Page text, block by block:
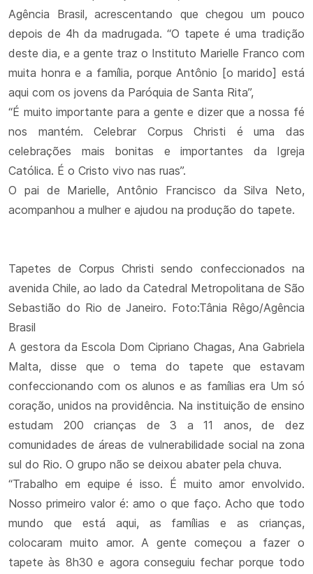
Agência Brasil, acrescentando que chegou um pouco
depois de 4h da madrugada. “O tapete é uma tradição
deste dia, e a gente traz o Instituto Marielle Franco com
muita honra e a família, porque Antônio [o marido] está
aqui com os jovens da Paróquia de Santa Rita”,
“É muito importante para a gente e dizer que a nossa fé
nos mantém. Celebrar Corpus Christi é uma das
celebrações mais bonitas e importantes da Igreja
Católica. É o Cristo vivo nas ruas”.
O pai de Marielle, Antônio Francisco da Silva Neto,
acompanhou a mulher e ajudou na produção do tapete.
Tapetes de Corpus Christi sendo confeccionados na
avenida Chile, ao lado da Catedral Metropolitana de São
Sebastião do Rio de Janeiro. Foto:Tânia Rêgo/Agência
Brasil
A gestora da Escola Dom Cipriano Chagas, Ana Gabriela
Malta, disse que o tema do tapete que estavam
confeccionando com os alunos e as famílias era Um só
coração, unidos na providência. Na instituição de ensino
estudam 200 crianças de 3 a 11 anos, de dez
comunidades de áreas de vulnerabilidade social na zona
sul do Rio. O grupo não se deixou abater pela chuva.
“Trabalho em equipe é isso. É muito amor envolvido.
Nosso primeiro valor é: amo o que faço. Acho que todo
mundo que está aqui, as famílias e as crianças,
colocaram muito amor. A gente começou a fazer o
tapete às 8h30 e agora conseguiu fechar porque todo